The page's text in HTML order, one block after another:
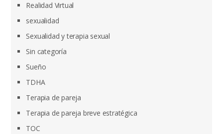
Realidad Virtual
sexualidad
Sexualidad y terapia sexual
Sin categoría
Sueño
TDHA
Terapia de pareja
Terapia de pareja breve estratégica
TOC